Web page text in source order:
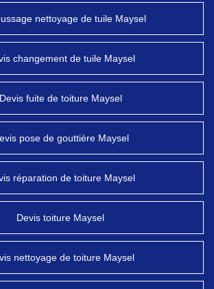
nettoyage de tuile Maysel
changement de tuile Maysel
Devis fuite de toiture Maysel
pose de gouttière Maysel
réparation de toiture Maysel
Devis toiture Maysel
nettoyage de toiture Maysel